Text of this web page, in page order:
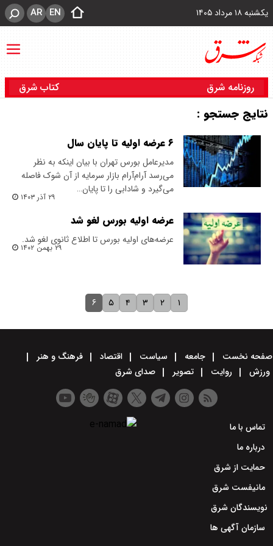
یکشنبه ۱۸ مرداد ۱۴۰۵ EN
AR
روزنامه شرق کتاب شرق
نتایج جستجو :
۶ عرضه اولیه تا پایان سال
مدیرعامل بورس تهران با بیان اینکه به نظر
می‌رسد آرام‌آرام بازار سرمایه از آن شوک فاصله
می‌گیرد و شادابی را تا پایان…
۲۹ آذر ۱۴۰۳
عرضه اولیه بورس لغو شد
عرضه‌های اولیه بورس تا اطلاع ثانوی لغو شد.
۲۹ بهمن ۱۴۰۲
۱ ۲ ۳ ۴ ۵ ۶
صفحه نخست جامعه سیاست اقتصاد
فرهنگ و هنر
ورزش
روایت تصویر صدای شرق
تماس با ما
درباره ما
حمایت از شرق
مانیفست شرق
نویسندگان شرق
سازمان آگهی ها